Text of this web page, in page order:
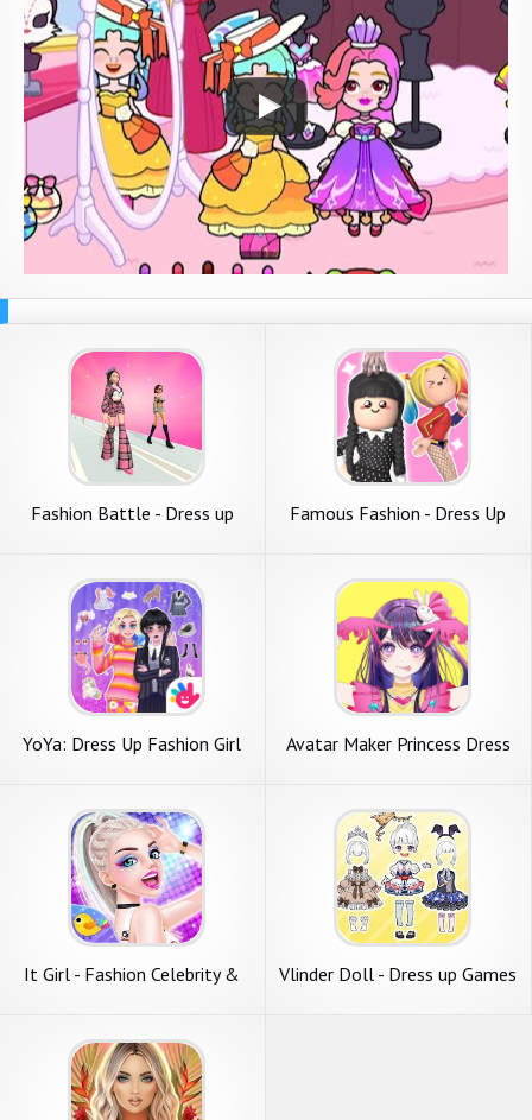
Fashion Battle - Dress up
Famous Fashion - Dress Up
YoYa: Dress Up Fashion Girl
Avatar Maker Princess Dress
It Girl - Fashion Celebrity &
Vlinder Doll - Dress up Games